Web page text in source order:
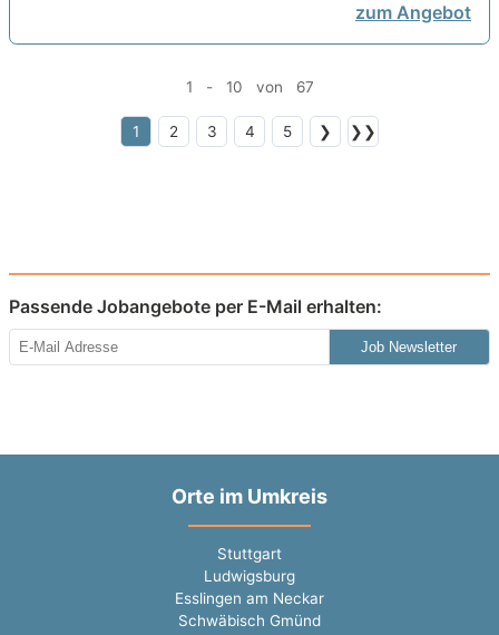
zum Angebot
1 - 10 von 67
1 2 3 4 5 ❯ ❯❯
Passende Jobangebote per E-Mail erhalten:
Job Newsletter
Orte im Umkreis
Stuttgart
Ludwigsburg
Esslingen am Neckar
Schwäbisch Gmünd